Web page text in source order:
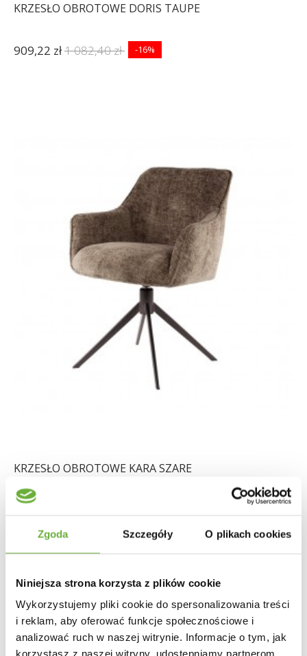
Zgoda Szczegóły O plikach cookies
Niniejsza strona korzysta z plików cookie
Wykorzystujemy pliki cookie do spersonalizowania treści
i reklam, aby oferować funkcje społecznościowe i
analizować ruch w naszej witrynie. Informacje o tym, jak
korzystasz z naszej witryny, udostępniamy partnerom
KRZESŁO OBROTOWE DORIS TAUPE
909,22 zł1 082,40 zł -16%
KRZESŁO OBROTOWE KARA SZARE